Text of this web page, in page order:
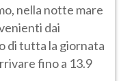
nella notte mare
dai
di tutta la giornata
fino a 13.9